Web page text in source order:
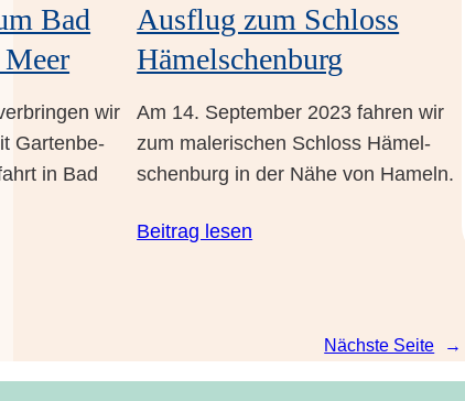
Bad
wir
Gar­ten­be­
in Bad
Aus­flug zum Schloss
Hämelschenburg
Am 14. Sep­tem­ber 2023 fah­ren wir
zum male­ri­schen Schloss Hämel­
schen­burg in der Nähe von Hameln.
Bei­trag lesen
Nächs­te Sei­te →